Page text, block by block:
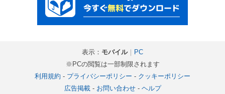
表示： モバイル｜ PC
※PCの閲覧は一部制限されます
利用規約 - プライバシーポリシー - クッキーポリシー
広告掲載- お問い合わせ- ヘルプ